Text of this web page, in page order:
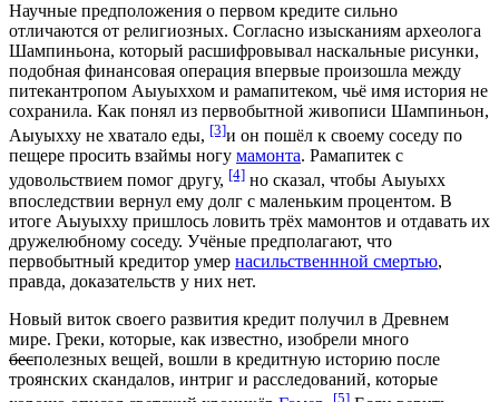
Научные предположения о первом кредите сильно
отличаются от религиозных. Согласно изысканиям археолога
Шампиньона, который расшифровывал наскальные рисунки,
подобная финансовая операция впервые произошла между
питекантропом Аыуыххом и рамапитеком, чьё имя история не
сохранила. Как понял из первобытной живописи Шампиньон,
Аыуыхху не хватало еды, [3]и он пошёл к своему соседу по
пещере просить взаймы ногу мамонта. Рамапитек с
удовольствием помог другу, [4] но сказал, чтобы Аыуыхх
впоследствии вернул ему долг с маленьким процентом. В
итоге Аыуыхху пришлось ловить трёх мамонтов и отдавать их
дружелюбному соседу. Учёные предполагают, что
первобытный кредитор умер насильственнной смертью,
правда, доказательств у них нет.
Новый виток своего развития кредит получил в Древнем
мире. Греки, которые, как известно, изобрели много
бесполезных вещей, вошли в кредитную историю после
троянских скандалов, интриг и расследований, которые
[5]